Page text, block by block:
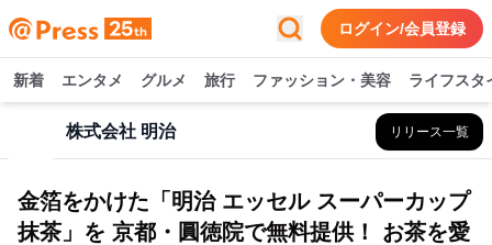
ログイン/会員登録
新着 エンタメ グルメ 旅行 ファッション・美容 ライフスタ
株式会社 明治 リリース一覧
金箔をかけた「明治 エッセル スーパーカップ
抹茶」を 京都・圓徳院で無料提供！ お茶を愛